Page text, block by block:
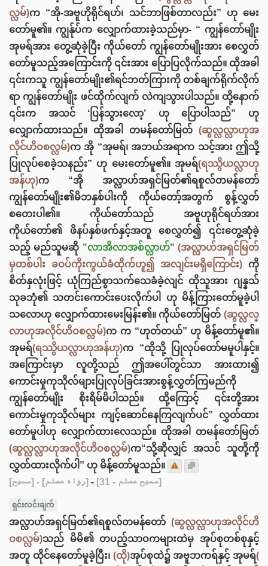
လ္လမ်)က “အို-အဗူဟိုရိုင်ရဟ်၊ သင်ဘာဖြစ်တာလည်း” ဟု မေး
တော်မူ၏။ ကျွန်ုပ်က လျှောက်ထားခဲ့သည်မှာ- “ ကျွန်တော်မျိုး
အုမရ်အား တွေ့ဆုံခဲ့ပြီး ကိုယ်တော် ကျွန်တော်မျိုးအား စေလွှတ်
တော်မူသည့်အကြောင်းကို ၎င်းအား ပြောပြလိုက်သည်။ ထိုအခါ
၎င်းကသူ ကျွန်တော်မျိုး၏ရင်ဘတ်ကြားကို တစ်ချက်ရိုက်လိုက်
ရာ ကျွန်တော်မျိုး ဖင်ထိုက်လျက် လဲကျသွားပါသည်။ ထို့နောက်
၎င်းက အသင် ‘ပြန်သွားလော့’ ဟု ပြောပါသည်” ဟု
လျှောက်ထားသည်။ ထိုအခါ တမန်တော်မြတ် (ဆွလ္လလ္လာဟုအ
လိုင်ဟိဝစလ္လမ်)က အို “အုမရ်၊ အဘယ်အရာက သင့်အား ဤသို့
ပြုလုပ်စေခဲ့သနည်း” ဟု မေးတော်မူ၏။ အုမရ်(ရဿွိယလ္လာဟု
အန်ဟု)က “အို အလ္လာဟ်အရှင်မြတ်၏ရစူလ်တမန်တော်
ကျွန်တော်မျိုး၏မိဘနှစ်ပါးကို ကိုယ်တော့်အတွက် စွန့်လွှတ်
စတေးပါ၏။ ကိုယ်တော်သည် အဗူဟုရိုင်ရဟ်အား
ကိုယ်တော်၏ ဖိနပ်နှစ်ဖက်နှင့်အတူ စေလွှတ်၍ ၎င်းတွေ့ဆုံခဲ့
သည့် မည်သူမဆို "လာအိလာအစ်လ္လာဟ်" (အလ္လာဟ်အရှင်မြတ်
မှတစ်ပါး ခဝပ်ကိုးကွယ်ခံထိုက်ဟူ၍ အလျင်းမရှိကြောင်း) ကို
စိတ်နှလုံးဖြင့် ယုံကြည်စွာသက်သေခံခဲ့လျင် ထိုသူအား ဂျန္နသ်
သုခဘုံ၏ သတင်းကောင်းပေးလိုက်ပါ ဟု မိန့်ကြားတော်မူခဲ့ပါ
သလောဟု လျှောက်ထားမေးမြန်း၏။ ကိုယ်တော်မြတ် (ဆွလ္လလ္
လာဟုအလိုင်ဟိဝစလ္လမ်)က က “ဟုတ်တယ်” ဟု မိန့်တော်မူ၏။
အုမရ်(ရဿွိယလ္လာဟုအန်ဟု)က “ထိုသို့ ပြုလုပ်တော်မမူပါနှင့်။
အကြောင်းမှာ လူတို့သည် ဤအပေါ်တွင်သာ အားထား၍
ကောင်းမှုကုသိုလ်များပြုလုပ်ခြင်းအားစွန့်လွှတ်ကြမည်ကို
ကျွန်‌တော်မျိုး စိုးရိမ်မိပါသည်။ ထို့ကြောင့် ၎င်းတို့အား
ကောင်းမှုကုသိုလ်များ ကျင့်ဆောင်နေကြလျက်ပင်” လွှတ်ထား
တော်မူပါဟု လျှောက်ထားလေသည်။ ထိုအခါ တမန်တော်မြတ်
(ဆွလ္လလ္လာဟုအလိုင်ဟိဝစလ္လမ်)က“သို့ဆိုလျှင် အသင် သူတို့ကို
လွှတ်ထားလိုက်ပါ” ဟု မိန့်တော်မူသည်။
[صحيح]
- [رواه مسلم] - [صحيح مسلم - 31]
ရှင်းလင်းချက်
အလ္လာဟ်အရှင်မြတ်၏ရစူလ်တမန်တော် (ဆွလ္လလ္လာဟုအလိုင်ဟိ
ဝစလ္လမ်)သည် မိမိ၏ တပည့်သာဝကများထဲမှ အုပ်စုတစ်စုနှင့်
အတူ ထိုင်နေတော်မူခဲ့ပြီး၊ (ထို)အုပ်စုထဲ၌ အဗူဘကရ်နှင့် အုမရ်(